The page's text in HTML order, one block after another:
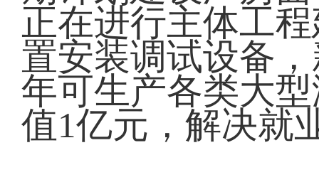
正在进行主体工
置安装调试设备
年可生产各类大
值1亿元，解决就